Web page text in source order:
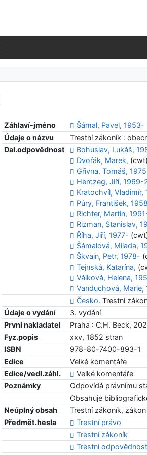
Záhlaví-jméno Šámal, Pavel, 1953-
Údaje o názvu
Trestní zákoník :
Dal.odpovědnost
Bohuslav, Lukáš,
Dvořák, Marek,
Gřivna, Tomáš,
Herczeg, Jiří, 1969-
Kratochvíl, Vladimír,
Púry, František,
Richter, Martin,
Rizman, Stanislav,
Říha, Jiří, 1977-
Šámalová, Milada,
Škvain, Petr, 1978-
Tejnská, Katarína,
Válková, Helena,
Vanduchová, Marie,
Česko. Trestní
Údaje o vydání
3. vydání
První nakladatel
Praha : C.H. Beck,
Fyz.popis
xxv, 1852 stran
ISBN
978-80-7400-893-1
Edice
Velké komentáře
Edice/vedl.záhl.
Velké komentáře
Poznámky
Odpovídá právnímu
Obsahuje
Neúplný obsah
Trestní zákoník,
Předmět.hesla
Trestní právo
Trestní zákoník
Trestní